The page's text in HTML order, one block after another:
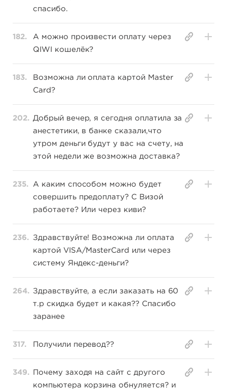
спасибо.
182.
А можно произвести оплату через
QIWI кошелёк?
183.
Возможна ли оплата картой Master
Card?
202.
Добрый вечер, я сегодня оплатила за
анестетики, в банке сказали,что
утром деньги будут у вас на счету, на
этой недели же возможна доставка?
235.
А каким способом можно будет
совершить предоплату? С Визой
работаете? Или через киви?
236.
Здравствуйте! Возможна ли оплата
картой VISA/MasterCard или через
систему Яндекс-деньги?
264.
Здравствуйте, а если заказать на 60
т.р скидка будет и какая?? Спасибо
заранее
317. Получили перевод??
349.
Почему заходя на сайт с другого
компьютера корзина обнуляется? и